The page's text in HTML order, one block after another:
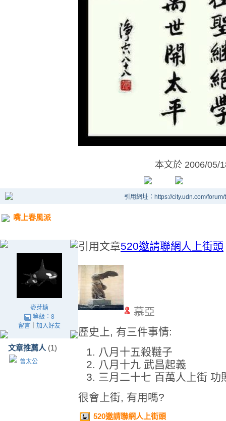
本文於 2006/05/
引用網址：https://city.udn.com/
嘴上春風派
麥芽糖
等級：8
留言｜ 加入好友
文章推薦人 (1)
曾太公
引用文章520邀請聯網人上街頭
慕亞
歷史上, 有三件事情:
八月十五殺韃子
八月十九 武昌起義
三月二十七 百萬人上街 功
很會上街, 有用嗎?
520邀請聯網人上街頭